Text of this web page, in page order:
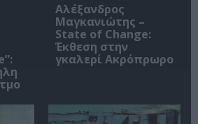
Αλέξανδρος
Μαγκανιώτης –
State of Change:
Έκθεση στην
γκαλερί Ακρόπρωρο